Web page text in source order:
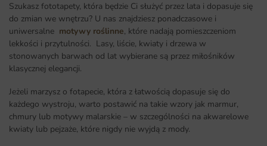
Szukasz fototapety, która będzie Ci służyć przez lata i dopasuje się
do zmian we wnętrzu? U nas znajdziesz ponadczasowe i
uniwersalne motywy roślinne, które nadają pomieszczeniom
lekkości i przytulności. Lasy, liście, kwiaty i drzewa w
stonowanych barwach od lat wybierane są przez miłośników
klasycznej elegancji.
Jeżeli marzysz o fotapecie, która z łatwością dopasuje się do
każdego wystroju, warto postawić na takie wzory jak marmur,
chmury lub motywy malarskie – w szczególności na akwarelowe
kwiaty lub pejzaże, które nigdy nie wyjdą z mody.